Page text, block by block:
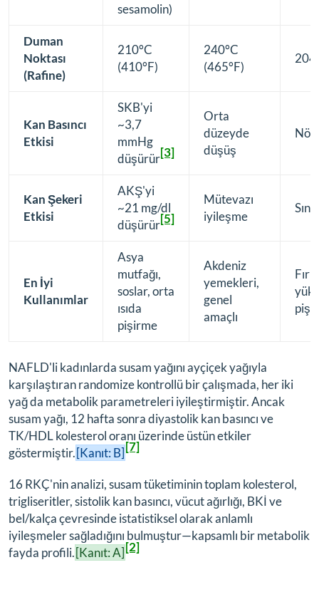
sesamolin)
Duman
Noktası
(Rafine)
210°C
(410°F)
240°C
(465°F)
Kan Basıncı
Etkisi
SKB'yi
~3,7
mmHg
düşürür[3]
Orta
düzeyde
düşüş
Kan Şekeri
Etkisi
AKŞ'yi
~21 mg/dl
düşürür[5]
Mütevazı
iyileşme
En İyi
Kullanımlar
Asya
mutfağı,
soslar, orta
ısıda
pişirme
Akdeniz
yemekleri,
genel
amaçlı
NAFLD'li kadınlarda susam yağını ayçiçek yağıyla
karşılaştıran randomize kontrollü bir çalışmada, her iki
yağ da metabolik parametreleri iyileştirmiştir. Ancak
susam yağı, 12 hafta sonra diyastolik kan basıncı ve
TK/HDL kolesterol oranı üzerinde üstün etkiler
göstermiştir.[Kanıt: B][7]
16 RKÇ'nin analizi, susam tüketiminin toplam kolesterol,
trigliseritler, sistolik kan basıncı, vücut ağırlığı, BKİ ve
bel/kalça çevresinde istatistiksel olarak anlamlı
iyileşmeler sağladığını bulmuştur—kapsamlı bir metabolik
fayda profili.[Kanıt: A][2]